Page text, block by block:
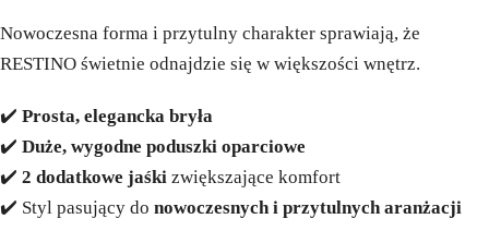
Nowoczesna forma i przytulny charakter sprawiają, że
RESTINO świetnie odnajdzie się w większości wnętrz.
✔️ Prosta, elegancka bryła
✔️ Duże, wygodne poduszki oparciowe
✔️ 2 dodatkowe jaśki zwiększające komfort
✔️ Styl pasujący do nowoczesnych i przytulnych aranżacji